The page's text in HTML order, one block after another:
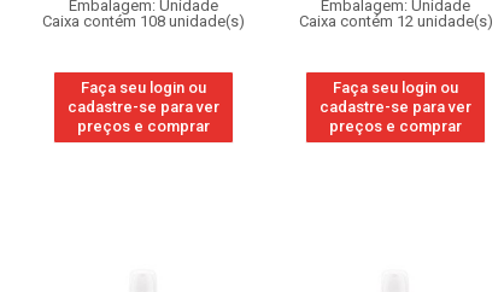
Embalagem: Unidade
Caixa contém 108 unidade(s)
Faça seu login ou
cadastre-se para ver
preços e comprar
Embalagem: Unidade
Caixa contém 12 unidade(s)
Faça seu login ou
cadastre-se para ver
preços e comprar